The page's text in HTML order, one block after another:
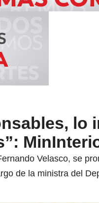
lo
Velasco, se
de la ministra del